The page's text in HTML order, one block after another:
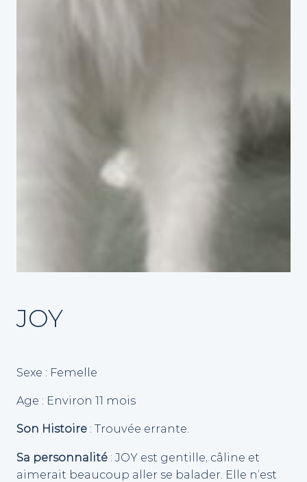
JOY
Sexe : Femelle
Age : Environ 11 mois
Son Histoire : Trouvée errante.
Sa personnalité : JOY est gentille, câline et
aimerait beaucoup aller se balader. Elle n’est